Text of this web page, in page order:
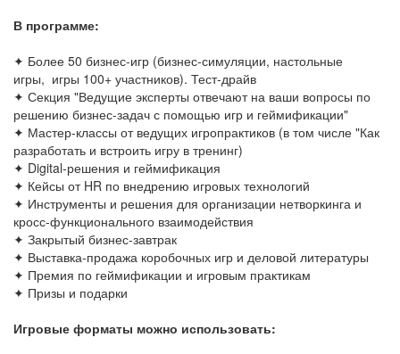
В программе:
✦ Более 50 бизнес-игр (бизнес-симуляции, настольные
игры, игры 100+ участников). Тест-драйв
✦ Секция "Ведущие эксперты отвечают на ваши вопросы по
решению бизнес-задач с помощью игр и геймификации"
✦ Мастер-классы от ведущих игропрактиков (в том числе "Как
разработать и встроить игру в тренинг)
✦ Digital-решения и геймификация
✦ Кейсы от HR по внедрению игровых технологий
✦ Инструменты и решения для организации нетворкинга и
кросс-функционального взаимодействия
✦ Закрытый бизнес-завтрак
✦ Выставка-продажа коробочных игр и деловой литературы
✦ Премия по геймификации и игровым практикам
✦ Призы и подарки
Игровые форматы можно использовать: